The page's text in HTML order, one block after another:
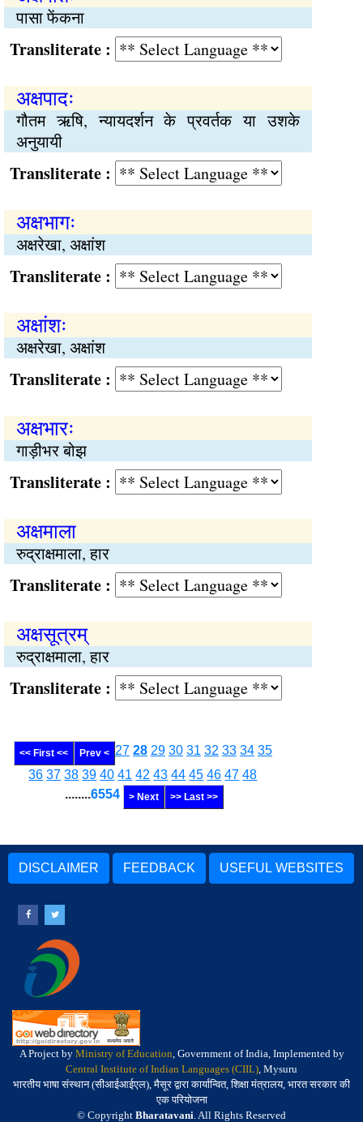
पासा फेंकना
:
अक्षपादः
गौतम ऋषि, न्यायदर्शन के प्रवर्तक या उशके
अनुयायी
:
अक्षभागः
अक्षरेखा, अक्षांश
:
अक्षांशः
अक्षरेखा, अक्षांश
:
अक्षभारः
गाड़ीभर बोझ
:
अक्षमाला
रुद्राक्षमाला, हार
:
अक्षसूत्रम्
रुद्राक्षमाला, हार
:
<< First << Prev < 27 28 29 30 31 32 33 34 35
36 37 38 39 40 41 42 43 44 45 46 47 48
........6554 > Next >> Last >>
DISCLAIMER FEEDBACK USEFUL WEBSITES
A Project by Ministry of Education, Government of India, Implemented by
Central Institute of Indian Languages (CIIL), Mysuru
भारतीय भाषा संस्थान (सीआईआईएल), मैसूर द्वारा कार्यान्वित, शिक्षा मंत्रालय, भारत सरकार की
एक परियोजना
© Copyright Bharatavani. All Rights Reserved